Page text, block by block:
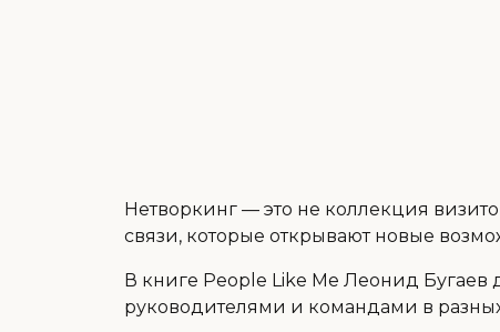
Нетворкинг — это не коллекция
связи, которые открывают новые
В книге People Like Me Леонид
руководителями и командами в разных